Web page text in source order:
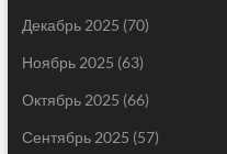
Декабрь 2025 (70)
Ноябрь 2025 (63)
Октябрь 2025 (66)
Сентябрь 2025 (57)